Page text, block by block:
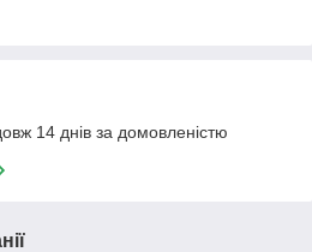
14 днів за домовленістю